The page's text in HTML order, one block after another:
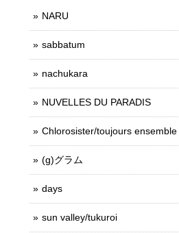
NARU
sabbatum
nachukara
NUVELLES DU PARADIS
Chlorosister/toujours ensemble
(g)グラム
days
sun valley/tukuroi